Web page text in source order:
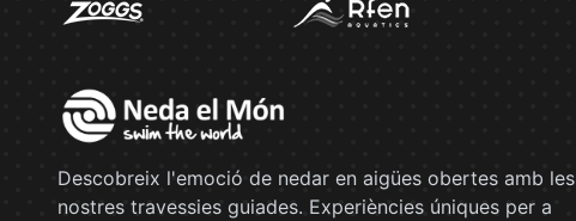
Descobreix l'emoció de nedar en aigües obertes amb les
nostres travessies guiades. Experiències úniques per a